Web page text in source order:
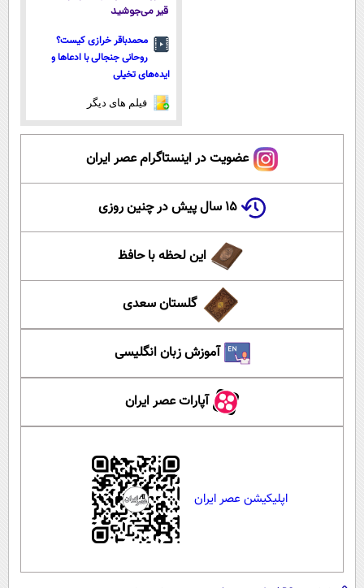
قیر می‌جوشید
محمدباقر خرازی کیست؟
روحانی جنجالی با ادعاها و
ایده‌های تخیلی
فیلم های دیگر
عضویت در اینستاگرام عصر ایران
۱۵ سال پیش در چنین روزی
این لحظه با حافظ
گلستان سعدی
آموزش زبان انگلیسی
آپارات عصر ایران
اپلیکیشن عصر ایران